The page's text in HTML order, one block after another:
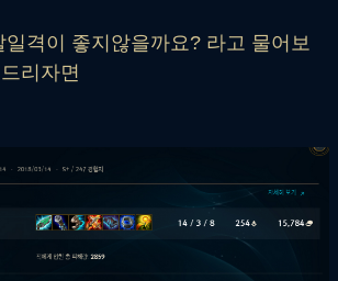
격이 좋지않을까요? 라고 물어보
리자면